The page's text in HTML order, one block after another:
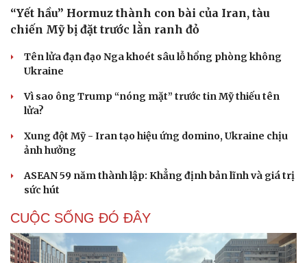
“Yết hầu” Hormuz thành con bài của Iran, tàu
chiến Mỹ bị đặt trước lằn ranh đỏ
Tên lửa đạn đạo Nga khoét sâu lỗ hổng phòng không
Ukraine
Vì sao ông Trump “nóng mặt” trước tin Mỹ thiếu tên
lửa?
Xung đột Mỹ - Iran tạo hiệu ứng domino, Ukraine chịu
ảnh hưởng
ASEAN 59 năm thành lập: Khẳng định bản lĩnh và giá trị
sức hút
CUỘC SỐNG ĐÓ ĐÂY